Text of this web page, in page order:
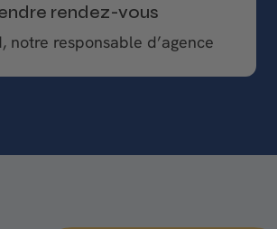
rendez-vous
notre responsable d’agence